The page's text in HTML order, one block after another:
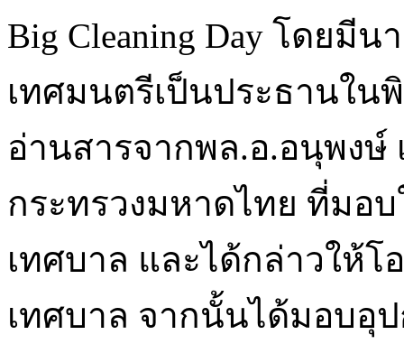
Big Cleaning Day โดยมี
เทศมนตรีเป็นประธานใน
อ่านสารจากพล.อ.อนุพงษ์
กระทรวงมหาดไทย ที่มอบ
เทศบาล และได้กล่าวให้
เทศบาล จากนั้นได้มอบอุ